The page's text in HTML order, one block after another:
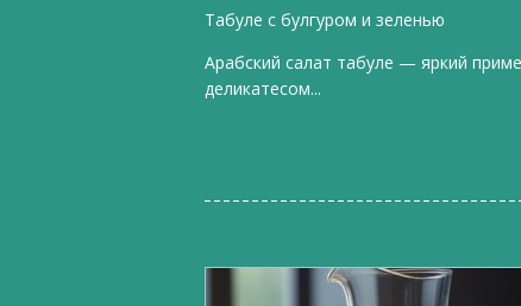
Табуле с булгуром и зеленью
Арабский салат табуле — яркий
деликатесом...